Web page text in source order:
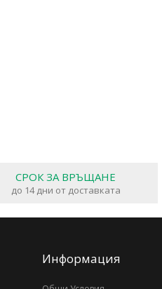
СРОК ЗА ВРЪЩАНЕ
до 14 дни от доставката
Информация